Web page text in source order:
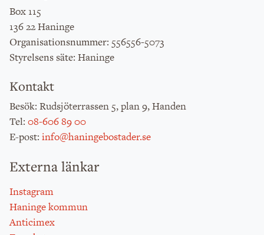
Box 115
136 22 Haninge
Organisationsnummer: 556556-5073
Styrelsens säte: Haninge
Kontakt
Besök: Rudsjöterrassen 5, plan 9, Handen
Tel: 08-606 89 00
E-post: info@haningebostader.se
Externa länkar
Instagram
Haninge kommun
Anticimex